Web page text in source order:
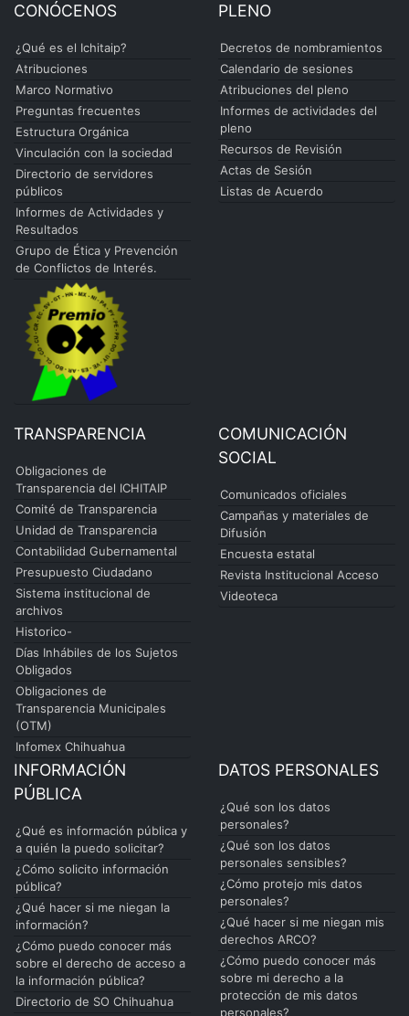
CONÓCENOS
¿Qué es el Ichitaip?
Atribuciones
Marco Normativo
Preguntas frecuentes
Estructura Orgánica
Vinculación con la sociedad
Directorio de servidores
públicos
Informes de Actividades y
Resultados
Grupo de Ética y Prevención
de Conflictos de Interés.
PLENO
Decretos de nombramientos
Calendario de sesiones
Atribuciones del pleno
Informes de actividades del
pleno
Recursos de Revisión
Actas de Sesión
Listas de Acuerdo
TRANSPARENCIA
Obligaciones de
Transparencia del ICHITAIP
Comité de Transparencia
Unidad de Transparencia
Contabilidad Gubernamental
Presupuesto Ciudadano
Sistema institucional de
archivos
Historico-
Días Inhábiles de los Sujetos
Obligados
Obligaciones de
Transparencia Municipales
(OTM)
Infomex Chihuahua
COMUNICACIÓN
SOCIAL
Comunicados oficiales
Campañas y materiales de
Difusión
Encuesta estatal
Revista Institucional Acceso
Videoteca
INFORMACIÓN
PÚBLICA
¿Qué es información pública y
a quién la puedo solicitar?
¿Cómo solicito información
pública?
¿Qué hacer si me niegan la
información?
¿Cómo puedo conocer más
sobre el derecho de acceso a
la información pública?
Directorio de SO Chihuahua
DATOS PERSONALES
¿Qué son los datos
personales?
¿Qué son los datos
personales sensibles?
¿Cómo protejo mis datos
personales?
¿Qué hacer si me niegan mis
derechos ARCO?
¿Cómo puedo conocer más
sobre mi derecho a la
protección de mis datos
personales?